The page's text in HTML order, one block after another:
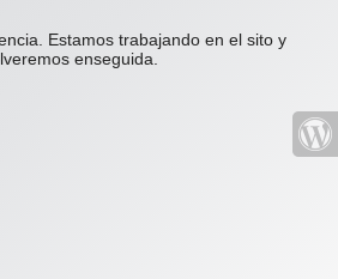
Estamos trabajando en el sito y
enseguida.